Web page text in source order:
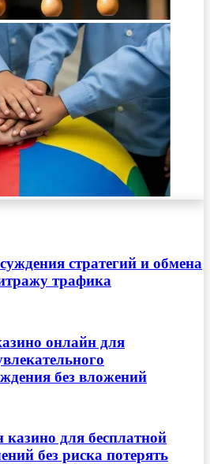
стратегий и обмена
трафика
онлайн для
без вложений
для бесплатной
без риска потерять